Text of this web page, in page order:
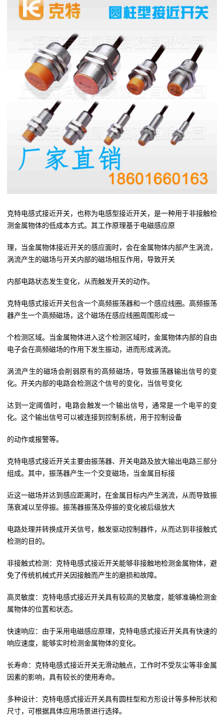
克特电感式接近开关，也称为电感型接近开关，是一种用于非接触检
测金属物体的低成本方式。其工作原理基于电磁感应原
理，当金属物体接近开关的感应面时，会在金属物体内部产生涡流，
涡流产生的磁场与开关内部的磁场相互作用，导致开关
内部电路状态发生变化，从而触发开关的动作。
克特电感式接近开关包含一个高频振荡器和一个感应线圈。高频振荡
器产生一个高频磁场，这个磁场在感应线圈周围形成一
个检测区域。当金属物体进入这个检测区域时，金属物体内部的自由
电子会在高频磁场的作用下发生振动，进而形成涡流。
涡流产生的磁场会削弱原有的高频磁场，导致振荡器输出信号的变
化。开关内部的电路会检测这个信号的变化，当信号变化
达到一定阈值时，电路会触发一个输出信号，通常是一个电平的变
化。这个输出信号可以被连接到控制系统，用于控制设备
的动作或报警等。
克特电感式接近开关主要由振荡器、开关电路及放大输出电路三部分
组成。其中，振荡器产生一个交变磁场，当金属目标接
近这一磁场并达到感应距离时，在金属目标内产生涡流，从而导致振
荡衰减以至停振。振荡器振荡及停振的变化被后级放大
电路处理并转换成开关信号，触发驱动控制器件，从而达到非接触式
检测的目的。
非接触式检测：克特电感式接近开关能够非接触地检测金属物体，避
免了传统机械式开关因接触而产生的磨损和故障。
高灵敏度：克特电感式接近开关具有较高的灵敏度，能够准确检测金
属物体的位置和状态。
快速响应：由于采用电磁感应原理，克特电感式接近开关具有快速的
响应速度，能够实时检测金属物体的变化。
长寿命：克特电感式接近开关无滑动触点，工作时不受灰尘等非金属
因素的影响，具有较长的使用寿命。
多种设计：克特电感式接近开关具有圆柱型和方形设计等多种形状和
尺寸，可根据具体应用场景进行选择。